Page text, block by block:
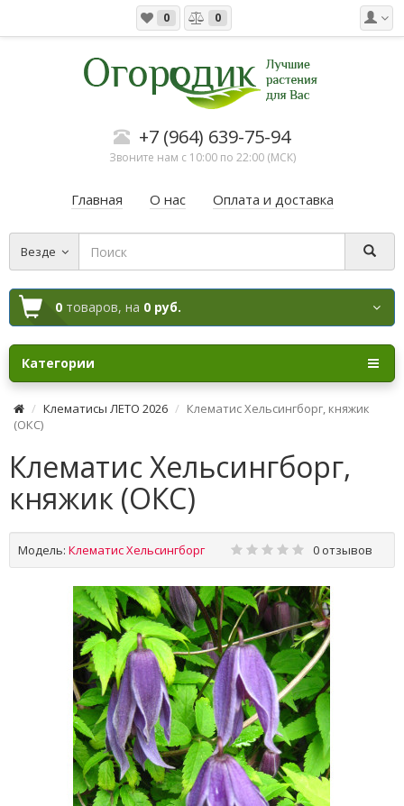
0 0
+7 (964) 639-75-94
Звоните нам с 10:00 по 22:00 (МСК)
Главная О нас Оплата и доставка
Везде
0 товаров, на 0 руб.
Категории
Клематисы ЛЕТО 2026
Клематис Хельсингборг, княжик
(ОКС)
Клематис Хельсингборг,
княжик (ОКС)
Модель: Клематис Хельсингборг 0 отзывов